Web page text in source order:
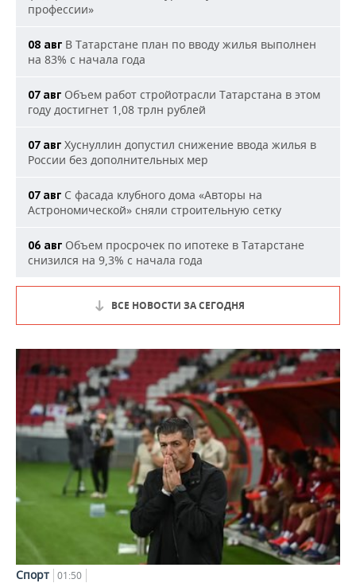
профессии»
08 авг В Татарстане план по вводу жилья выполнен
на 83% с начала года
07 авг Объем работ стройотрасли Татарстана в этом
году достигнет 1,08 трлн рублей
07 авг Хуснуллин допустил снижение ввода жилья в
России без дополнительных мер
07 авг С фасада клубного дома «Авторы на
Астрономической» сняли строительную сетку
06 авг Объем просрочек по ипотеке в Татарстане
снизился на 9,3% с начала года
ВСЕ НОВОСТИ ЗА СЕГОДНЯ
Спорт 01:50